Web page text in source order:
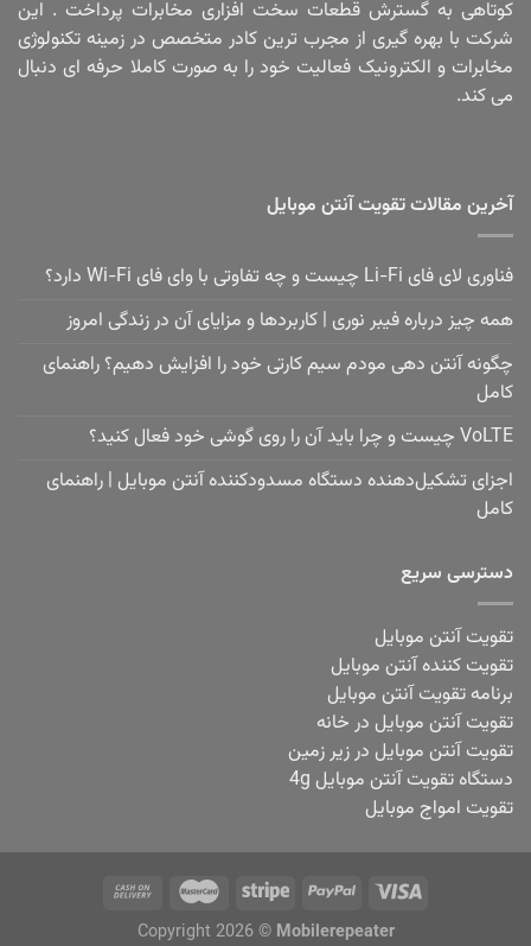
کوتاهی به گسترش قطعات سخت افزاری مخابرات پرداخت . این
شرکت با بهره گیری از مجرب ترین کادر متخصص در زمینه تکنولوژی
مخابرات و الکترونیک فعالیت خود را به صورت کاملا حرفه ای دنبال
می کند.
آخرین مقالات تقویت آنتن موبایل
فناوری لای فای Li-Fi چیست و چه تفاوتی با وای فای Wi-Fi دارد؟
همه چیز درباره فیبر نوری | کاربردها و مزایای آن در زندگی امروز
چگونه آنتن دهی مودم سیم کارتی خود را افزایش دهیم؟ راهنمای
کامل
VoLTE چیست و چرا باید آن را روی گوشی خود فعال کنید؟
اجزای تشکیل‌دهنده دستگاه مسدودکننده آنتن موبایل | راهنمای
کامل
دسترسی سریع
تقویت آنتن موبایل
تقویت کننده آنتن موبایل
برنامه تقویت آنتن موبایل
تقویت آنتن موبایل در خانه
تقویت آنتن موبایل در زیر زمین
دستگاه تقویت آنتن موبایل 4g
تقویت امواج موبایل
Copyright 2026 © Mobilerepeater